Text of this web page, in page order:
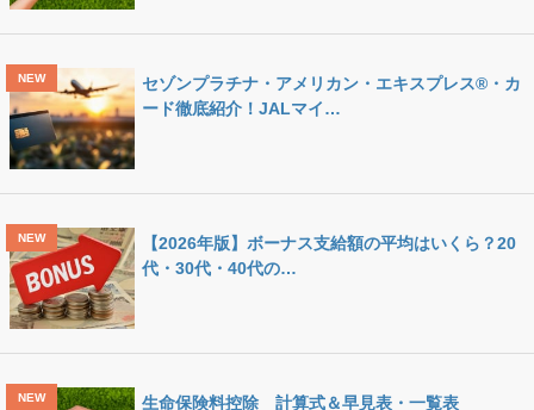
セゾンプラチナ・アメリカン・エキスプレス®・カ
ード徹底紹介！JALマイ…
【2026年版】ボーナス支給額の平均はいくら？20
代・30代・40代の…
生命保険料控除 計算式＆早見表・一覧表